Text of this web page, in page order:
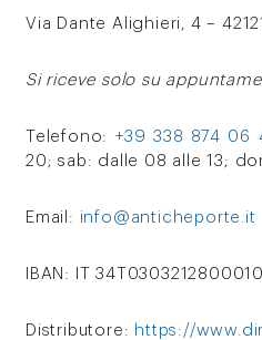
Via Dante Alighieri, 4 –
Si riceve solo su
Telefono: +39 338 874 06
20; sab: dalle 08 alle 13;
Email: info@anticheporte.it
IBAN: IT
Distributore: https://